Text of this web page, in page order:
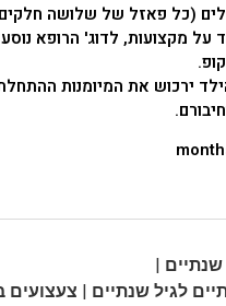
10 פאזלים (כל פאזל של שלושה
מקצועות, לדוג' הרופא
ירכוש את המיומנות
|
לגיל שנתיים | צעצועים